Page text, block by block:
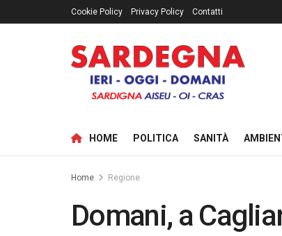
Cookie Policy Privacy Policy Contatti
HOME POLITICA SANITÀ
Home Regione
Domani, a